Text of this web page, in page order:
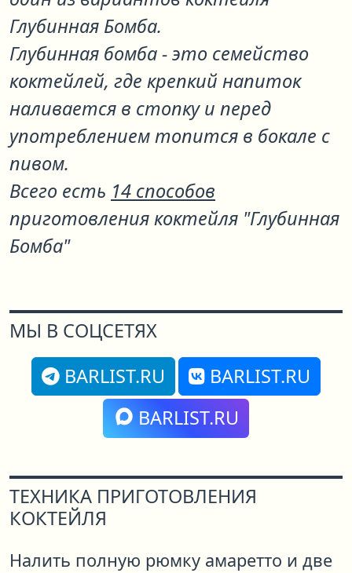
Глубинная Бомба.
Глубинная бомба - это семейство
коктейлей, где крепкий напиток
наливается в стопку и перед
употреблением топится в бокале с
пивом.
Всего есть 14 способов
приготовления коктейля "Глубинная
Бомба"
МЫ В СОЦСЕТЯХ
BARLIST.RU
BARLIST.RU
BARLIST.RU
ТЕХНИКА ПРИГОТОВЛЕНИЯ
КОКТЕЙЛЯ
Налить полную рюмку амаретто и две